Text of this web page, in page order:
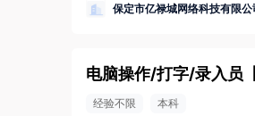
保定市亿禄城网络科技有限公
电脑操作/打字/录入员
经验不限 本科